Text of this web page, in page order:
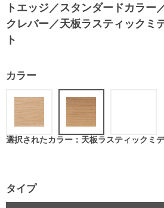
トエッジ／スタンダードカラー
クレバー／天板ラスティックミ
ト
カラー
選択されたカラー：天板ラスティックミ
タイプ